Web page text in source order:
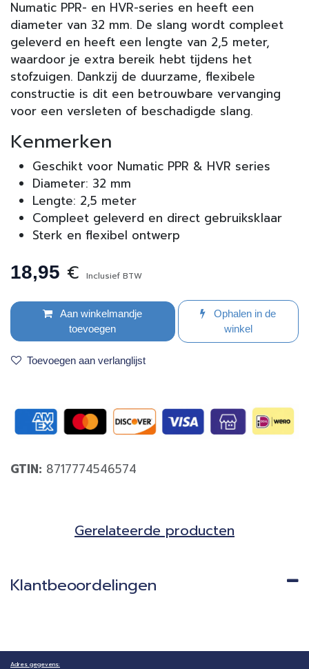
Numatic PPR- en HVR-series en heeft een
diameter van 32 mm. De slang wordt compleet
geleverd en heeft een lengte van 2,5 meter,
waardoor je extra bereik hebt tijdens het
stofzuigen. Dankzij de duurzame, flexibele
constructie is dit een betrouwbare vervanging
voor een versleten of beschadigde slang.
Kenmerken
Geschikt voor Numatic PPR & HVR series
Diameter: 32 mm
Lengte: 2,5 meter
Compleet geleverd en direct gebruiksklaar
Sterk en flexibel ontwerp
18,95 € Inclusief BTW
Aan winkelmandje
toevoegen
Ophalen in de
winkel
Toevoegen aan verlanglijst
GTIN: 8717774546574
Gerela​teerde producten​
Klantbeoordelingen
Adres gegevens: